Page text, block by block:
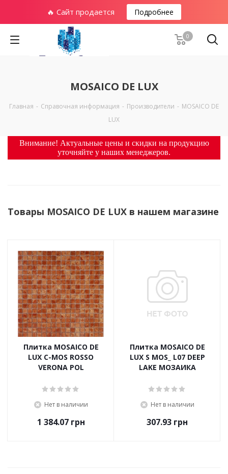
🔥 Сайт продается Подробнее
0
MOSAICO DE LUX
Главная - Справочная информация - Производители - MOSAICO DE
LUX
Внимание! Актуальные цены и скидки на продукцию
уточняйте у наших менеджеров.
Товары MOSAICO DE LUX в нашем магазине
Плитка MOSAICO DE
LUX C-MOS ROSSO
VERONA POL
Нет в наличии
1 384.07грн
Плитка MOSAICO DE
LUX S MOS_ L07 DEEP
LAKE МОЗАИКА
Нет в наличии
307.93 грн